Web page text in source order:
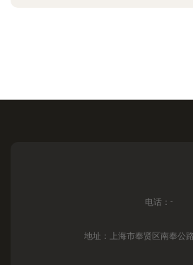
电话：-
地址：上海市奉贤区南奉公